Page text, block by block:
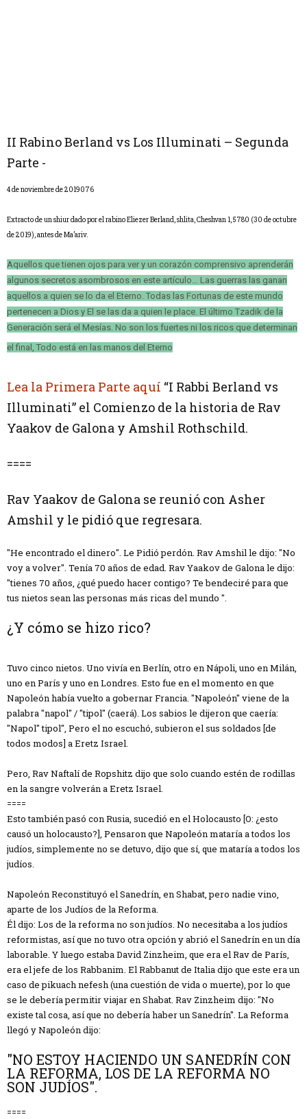
II Rabino Berland vs Los Illuminati – Segunda
Parte -
4 de noviembre de 2019076
Extracto de un shiur dado por el rabino Eliezer Berland, shlita, Cheshvan 1, 5780 (30 de octubre
de 2019), antes de Ma’ariv.
Aquellos que tienen ojos para ver y un corazón comprensivo aprenderán
algunos secretos asombrosos en este artículo… Las guerras las ganan
aquellos a quien se lo da el Eterno. Todas las Fortunas de este mundo
pertenecen a Dios y El se las da a quien le place. El último Tzadik de la
Generación será el Mesías. No son los fuertes ni los ricos que determinan
el final, Todo está en las manos del Eterno
Lea la Primera Parte aquí “I Rabbi Berland vs
Illuminati” el Comienzo de la historia de Rav
Yaakov de Galona y Amshil Rothschild.
====
Rav Yaakov de Galona se reunió con Asher
Amshil y le pidió que regresara.
"He encontrado el dinero". Le Pidió perdón. Rav Amshil le dijo: "No
voy a volver". Tenía 70 años de edad. Rav Yaakov de Galona le dijo:
"tienes 70 años, ¿qué puedo hacer contigo? Te bendeciré para que
tus nietos sean las personas más ricas del mundo ".
¿Y cómo se hizo rico?
Tuvo cinco nietos. Uno vivía en Berlín, otro en Nápoli, uno en Milán,
uno en París y uno en Londres. Esto fue en el momento en que
Napoleón había vuelto a gobernar Francia. "Napoleón" viene de la
palabra "napol" / "tipol" (caerá). Los sabios le dijeron que caería:
"Napol" tipol", Pero el no escuchó, subieron el sus soldados [de
todos modos] a Eretz Israel.
Pero, Rav Naftalí de Ropshitz dijo que solo cuando estén de rodillas
en la sangre volverán a Eretz Israel.
====
Esto también pasó con Rusia, sucedió en el Holocausto [O: ¿esto
causó un holocausto?], Pensaron que Napoleón mataría a todos los
judíos, simplemente no se detuvo, dijo que sí, que mataría a todos los
judíos.
Napoleón Reconstituyó el Sanedrín, en Shabat, pero nadie vino,
aparte de los Judíos de la Reforma.
Él dijo: Los de la reforma no son judíos. No necesitaba a los judíos
reformistas, así que no tuvo otra opción y abrió el Sanedrín en un día
laborable. Y luego estaba David Zinzheim, que era el Rav de París,
era el jefe de los Rabbanim. El Rabbanut de Italia dijo que este era un
caso de pikuach nefesh (una cuestión de vida o muerte), por lo que
se le debería permitir viajar en Shabat. Rav Zinzheim dijo: "No
existe tal cosa, así que no debería haber un Sanedrín". La Reforma
llegó y Napoleón dijo:
"NO ESTOY HACIENDO UN SANEDRÍN CON
LA REFORMA, LOS DE LA REFORMA NO
SON JUDÍOS".
====